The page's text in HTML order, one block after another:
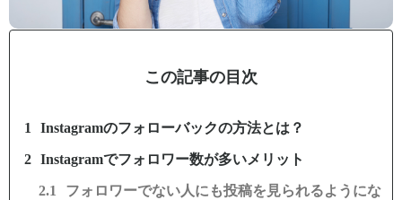
この記事の目次
Instagramのフォローバックの方法とは？
Instagramでフォロワー数が多いメリット
フォロワーでない人にも投稿を見られるようにな